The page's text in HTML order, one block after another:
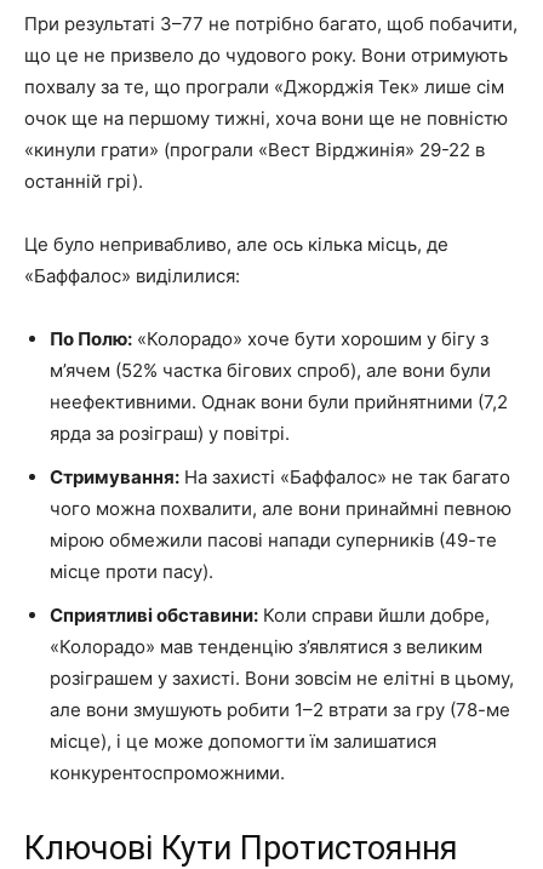
При результаті 3–77 не потрібно багато, щоб побачити,
що це не призвело до чудового року. Вони отримують
похвалу за те, що програли «Джорджія Тек» лише сім
очок ще на першому тижні, хоча вони ще не повністю
«кинули грати» (програли «Вест Вірджинія» 29-22 в
останній грі).
Це було непривабливо, але ось кілька місць, де
«Баффалос» виділилися:
По Полю: «Колорадо» хоче бути хорошим у бігу з
м’ячем (52% частка бігових спроб), але вони були
неефективними. Однак вони були прийнятними (7,2
ярда за розіграш) у повітрі.
Стримування: На захисті «Баффалос» не так багато
чого можна похвалити, але вони принаймні певною
мірою обмежили пасові напади суперників (49-те
місце проти пасу).
Сприятливі обставини: Коли справи йшли добре,
«Колорадо» мав тенденцію з’являтися з великим
розіграшем у захисті. Вони зовсім не елітні в цьому,
але вони змушують робити 1–2 втрати за гру (78-ме
місце), і це може допомогти їм залишатися
конкурентоспроможними.
Ключові Кути Протистояння